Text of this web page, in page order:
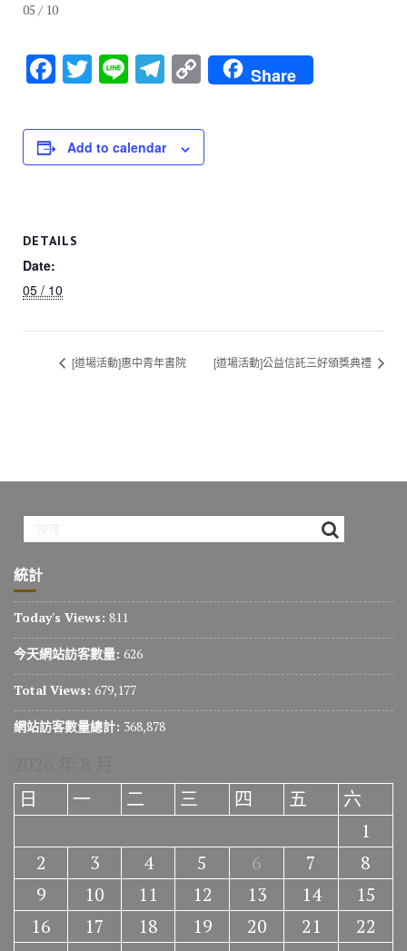
05 / 10
F
c
e
o
T
tt
er
Li
e
T
e
gr
C
o
p
y
Share
Add to calendar
DETAILS
Date:
05 / 10
[道場活動]惠中青年書院 [道場活動]公益信託三好頒獎典禮
統計
Today's Views: 811
今天網站訪客數量: 626
Total Views: 679,177
網站訪客數量總計: 368,878
日
一 二 三 四 五
六
1
2
3 4 5 6 7
8
9
10 11 12 13 14
15
16
17 18 19 20 21
22